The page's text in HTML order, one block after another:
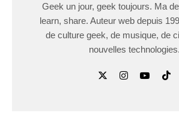
Geek un jour, geek toujours. Ma
learn, share. Auteur web depuis
de culture geek, de musique, de
nouvelles technologies.